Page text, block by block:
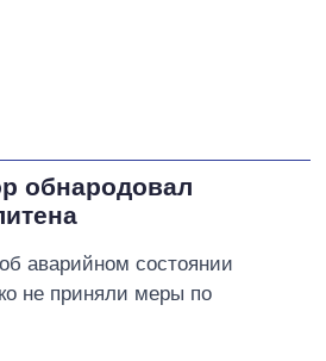
обнародовал
аварийном состоянии
не приняли меры по